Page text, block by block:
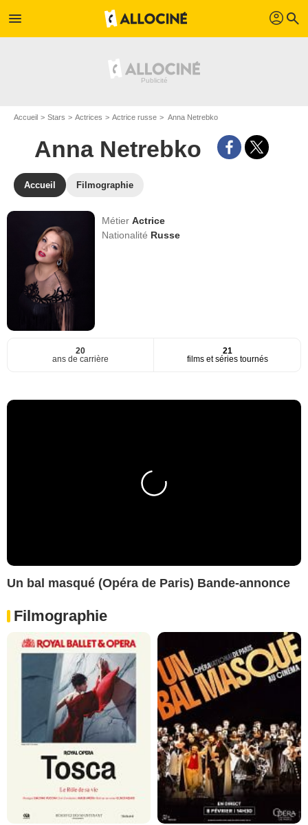
menu profil search
Accueil Stars Actrices Actrice russe Anna Netrebko
Anna Netrebko
Accueil Filmographie
MétierActrice
Nationalité Russe
20
ans de carrière
21
films et séries tournés
Un bal masqué (Opéra de Paris) Bande-annonce
Filmographie